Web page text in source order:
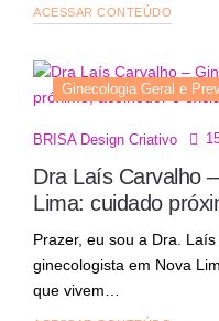
ACESSAR CONTEÚDO
Ginecologia Geral e
BRISA Design Criativo
Dra Laís Carvalho
Lima: cuidado
Prazer, eu sou a Dra.
ginecologista em Nova
que vivem…